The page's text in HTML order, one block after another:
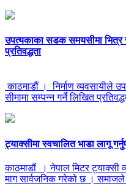
उपत्यकाका सडक समयसीमा भित्र
प्रतिवद्धता
काठमाडौं । निर्माण व्यवसायीले
सीमामा सम्पन्न गर्ने लिखित
ट्याक्सीमा स्वचालित भाडा लागू
काठमाडौं । नेपाल मिटर
माग सार्वजनिक गरेको छ ।